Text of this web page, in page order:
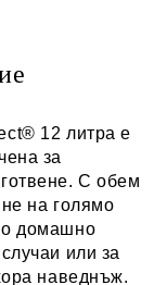
ден.
12 литра е
за
С обем
на голямо
домашно
или за
наведнъж.